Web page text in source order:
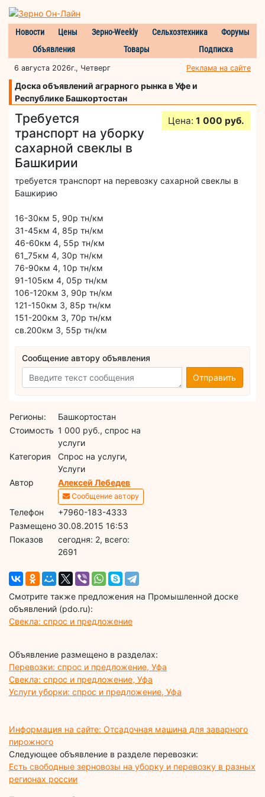
Новости Цены Зерно-Weekly Сельхозтехника
Форумы
Объявления
Товары Подписка
6 августа 2026г., Четверг Реклама на сайте
Доска объявлений аграрного рынка в Уфе и
Республике Башкортостан
Требуется
транспорт на уборку
сахарной свеклы в
Башкирии
Цена: 1 000 руб.
требуется транспорт на перевозку сахарной свеклы в
Башкирию
16-30км 5, 90р тн/км
31-45км 4, 85р тн/км
46-60км 4, 55р тн/км
61_75км 4, 30р тн/км
76-90км 4, 10р тн/км
91-105км 4, 05р тн/км
106-120км 3, 90р тн/км
121-150км 3, 85р тн/км
151-200км 3, 70р тн/км
св.200км 3, 55р тн/км
Сообщение автору объявления
Отправить
Регионы:
Башкортостан
Стоимость 1 000 руб., спрос на
услуги
Категория
Спрос на услуги,
Услуги
Автор
Алексей Лебедев
Сообщение автору
Телефон
+7960-183-4333
Размещено 30.08.2015 16:53
Показов
cегодня: 2, всего:
2691
Смотрите также предложения на Промышленной доске
объявлений (pdo.ru):
Свекла: спрос и предложение
Объявление размещено в разделах:
Перевозки: спрос и предложение, Уфа
Свекла: спрос и предложение, Уфа
Услуги уборки: спрос и предложение, Уфа
Информация на сайте: Отсадочная машина для заварного
пирожного
Следующее объявление в разделе перевозки:
Есть свободные зерновозы на уборку и перевозку в разных
регионах россии